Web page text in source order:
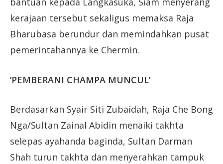
kerajaan tersebut sekaligus memaksa Raja
Bharubasa berundur dan memindahkan pusat
pemerintahannya ke Chermin.
‘PEMBERANI CHAMPA MUNCUL’
Berdasarkan Syair Siti Zubaidah, Raja Che Bong
Nga/Sultan Zainal Abidin menaiki takhta
selepas ayahanda baginda, Sultan Darman
Shah turun takhta dan menyerahkan tampuk